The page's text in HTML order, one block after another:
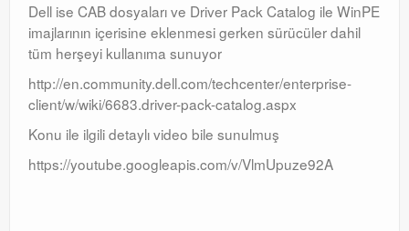
Dell ise CAB dosyaları ve Driver Pack Catalog ile WinPE
imajlarının içerisine eklenmesi gerken sürücüler dahil
tüm herşeyi kullanıma sunuyor
http://en.community.dell.com/techcenter/enterprise-
client/w/wiki/6683.driver-pack-catalog.aspx
Konu ile ilgili detaylı video bile sunulmuş
https://youtube.googleapis.com/v/VlmUpuze92A